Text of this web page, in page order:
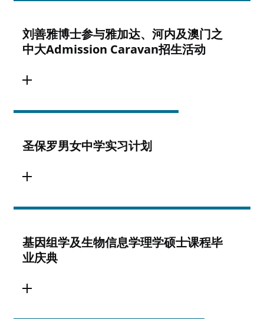
刘善雅博士参与雅加达、河内及澳门之
中大Admission Caravan招生活动
圣保罗男女中学实习计划
基因组学及生物信息学理学硕士课程毕
业庆典